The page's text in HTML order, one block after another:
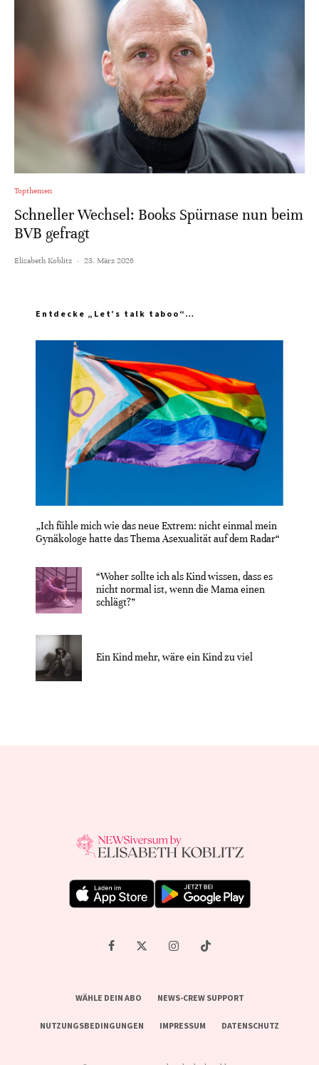
Topthemen
Schneller Wechsel: Books Spürnase nun beim
BVB gefragt
Elisabeth Koblitz · 23. März 2026
Entdecke „Let’s talk taboo“…
„Ich fühle mich wie das neue Extrem: nicht einmal mein
Gynäkologe hatte das Thema Asexualität auf dem Radar“
“Woher sollte ich als Kind wissen, dass es
nicht normal ist, wenn die Mama einen
schlägt?”
Ein Kind mehr, wäre ein Kind zu viel
WÄHLE DEIN ABO NEWS-CREW SUPPORT
NUTZUNGSBEDINGUNGEN IMPRESSUM DATENSCHUTZ